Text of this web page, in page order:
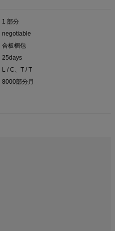
1 部分
negotiable
合板梱包
25days
L / C、T / T
8000部分月